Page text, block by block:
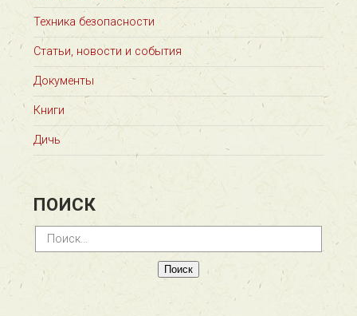
Техника безопасности
Статьи, новости и события
Документы
Книги
Дичь
ПОИСК
Найти: